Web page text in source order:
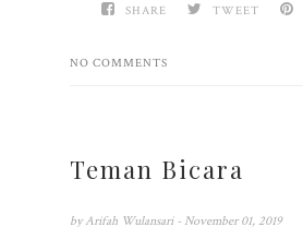
SHARE TWEET
NO COMMENTS
Teman Bicara
by Arifah Wulansari - November 01, 2019